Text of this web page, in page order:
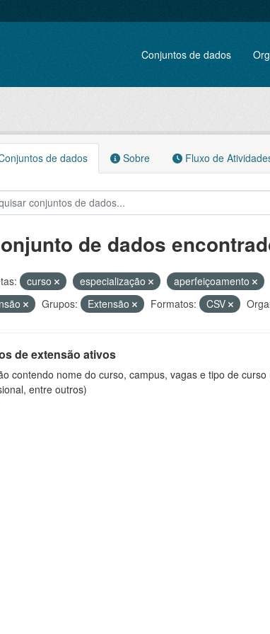
Conjuntos de dados
de dados Sobre Fluxo de
de dados
curso especialização
aperfeiçoamento
Grupos: Extensão Formatos: CSV
de extensão ativos
contendo nome do curso, campus, vagas e tipo de
entre outros)